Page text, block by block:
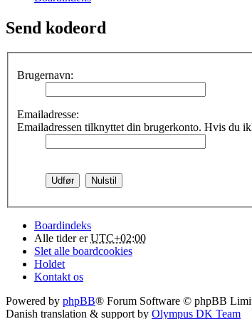
Send kodeord
Brugernavn:
Emailadresse:
Emailadressen tilknyttet din brugerkonto. Hvis du
Boardindeks
Alle tider erUTC+02:00
Slet alle boardcookies
Holdet
Kontakt os
Powered by phpBB® Forum Software © phpBB
Danish translation & support by Olympus DK Team